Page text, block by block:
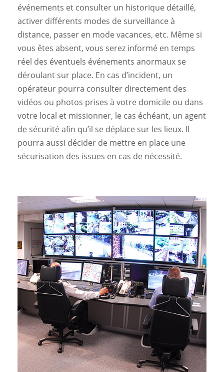
événements et consulter un historique détaillé,
activer différents modes de surveillance à
distance, passer en mode vacances, etc. Même si
vous êtes absent, vous serez informé en temps
réel des éventuels événements anormaux se
déroulant sur place. En cas d’incident, un
opérateur pourra consulter directement des
vidéos ou photos prises à votre domicile ou dans
votre local et missionner, le cas échéant, un agent
de sécurité afin qu’il se déplace sur les lieux. Il
pourra aussi décider de mettre en place une
sécurisation des issues en cas de nécessité.